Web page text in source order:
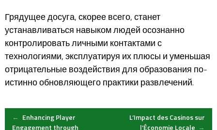
Грядущее досуга, скорее всего, станет
устанавливаться навыком людей осознанно
контролировать личными контактами с
технологиями, эксплуатируя их плюсы и уменьшая
отрицательные воздействия для образования по-
истинно обновляющего практики развлечений.
Post
← Enhancing Player
Engagement through
L’Impact des Casinos sur
l’Économie Locale →